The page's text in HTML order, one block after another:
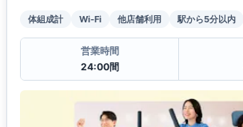
体組成計 Wi-Fi 他店舗利用 駅から5分以内
営業時間
24:00間